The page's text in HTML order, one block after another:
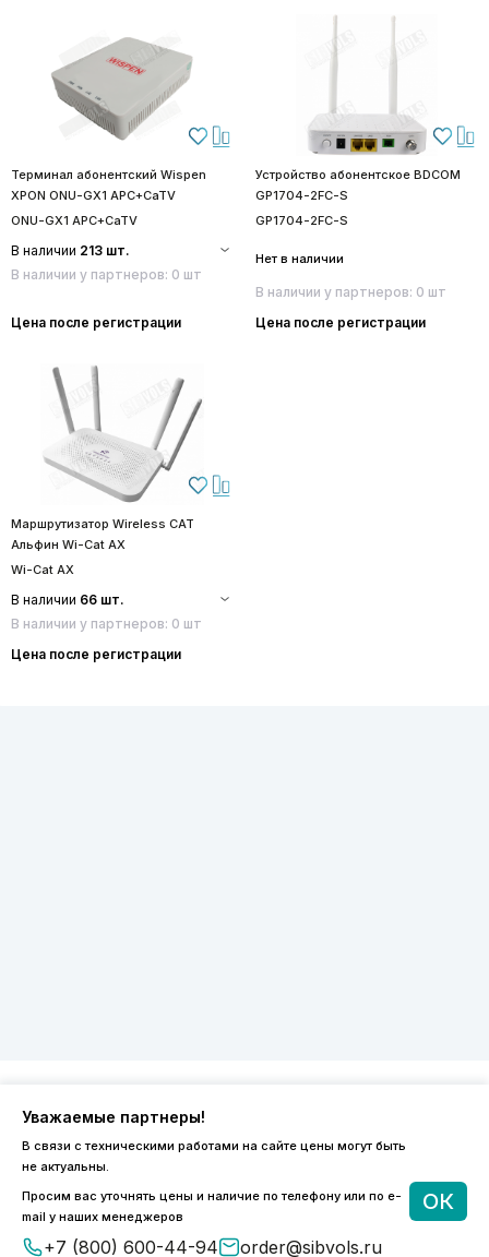
Терминал абонентский Wispen
XPON ONU-GX1 APC+CaTV
ONU-GX1 APC+CaTV
В наличии 213 шт.
В наличии у партнеров: 0 шт
Цена после регистрации
Устройство абонентское BDCOM
GP1704-2FC-S
GP1704-2FC-S
Нет в наличии
В наличии у партнеров: 0 шт
Цена после регистрации
Маршрутизатор Wireless CAT
Альфин Wi-Cat AX
Wi-Cat AX
В наличии 66 шт.
В наличии у партнеров: 0 шт
Цена после регистрации
Уважаемые партнеры!
В связи с техническими работами на сайте цены могут быть
не актуальны.
Просим вас уточнять цены и наличие по телефону или по e-
mail у наших менеджеров
+7 (800) 600-44-94 order@sibvols.ru
ОК
8 (800) 600-44-94
ПН-ПТ 9:00 - 18:00